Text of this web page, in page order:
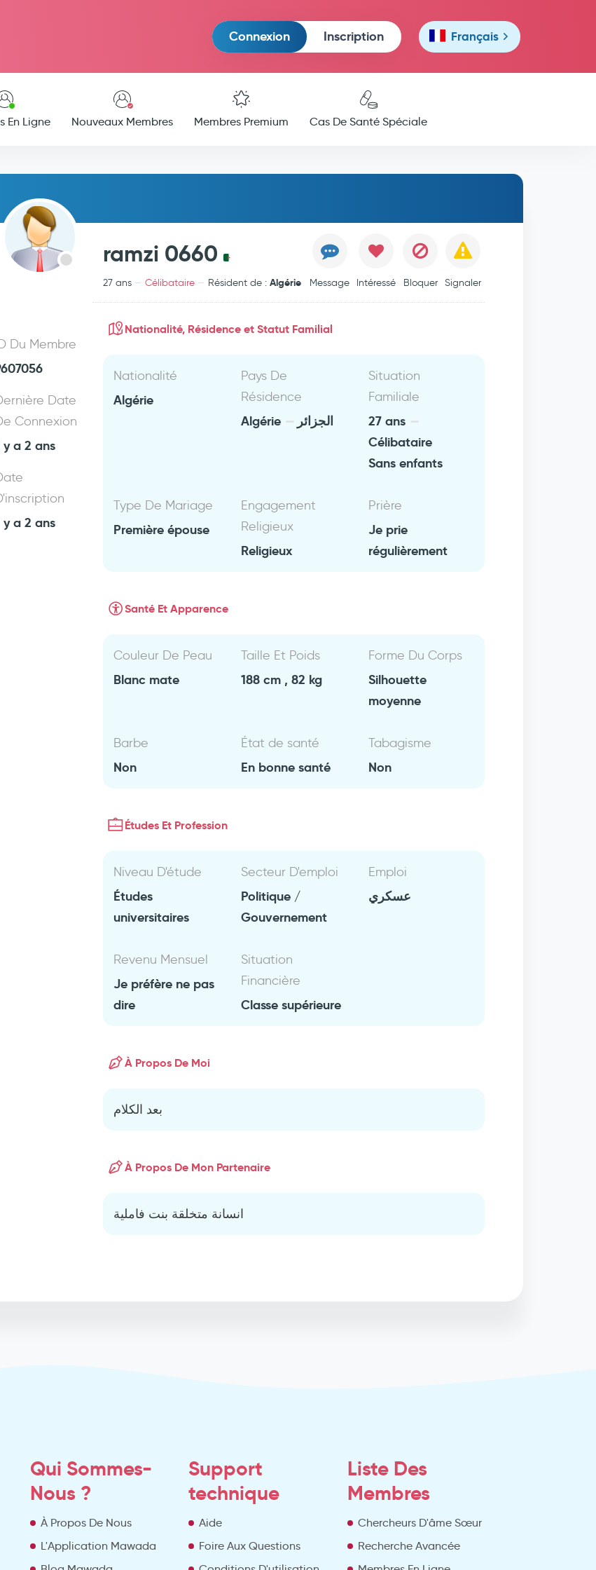
Connexion Inscription Français
En Ligne Nouveaux Membres Membres Premium Cas De Santé Spéciale
ramzi 0660
27 ans Célibataire Résident de :Algérie Message Intéressé Bloquer Signaler
Du Membre
Date
Connexion
y a 2 ans
y a 2 ans
Nationalité, Résidence et Statut Familial
Nationalité
Algérie
Pays De
Résidence
Algérie الجزائر
Situation
Familiale
27 ans
Célibataire
Sans enfants
Type De Mariage
Première épouse
Engagement
Religieux
Religieux
Prière
Je prie
régulièrement
Santé Et Apparence
Couleur De Peau
Blanc mate
Taille Et Poids
188 cm , 82 kg
Forme Du Corps
Silhouette
moyenne
Barbe
Non
État de santé
En bonne santé
Tabagisme
Non
Études Et Profession
Niveau D'étude
Études
universitaires
Secteur D'emploi
Politique /
Gouvernement
Emploi
عسكري
Revenu Mensuel
Je préfère ne pas
dire
Situation
Financière
Classe supérieure
À Propos De Moi
بعد الكلام
À Propos De Mon Partenaire
انسانة متخلقة بنت فاملية
Qui Sommes-
Nous ?
À Propos De Nous
L'Application Mawada
Support
technique
Aide
Foire Aux Questions
Liste Des
Membres
Chercheurs D'âme Sœur
Recherche Avancée